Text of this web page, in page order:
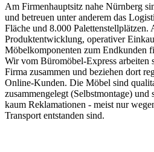
Am Firmenhauptsitz nahe Nürnberg
und betreuen unter anderem das
Fläche und 8.000 Palettenstellplätzen.
Produktentwicklung, operativer
Möbelkomponenten zum Endkunden
Wir vom Büromöbel-Express arbeiten
Firma zusammen und beziehen dort
Online-Kunden. Die Möbel sind
zusammengelegt (Selbstmontage)
kaum Reklamationen - meist nur
Transport entstanden sind.